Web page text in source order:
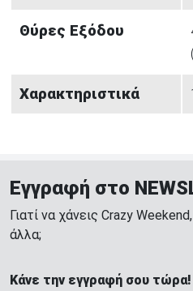
Θύρες Εξόδου
Χαρακτηριστικά
Εγγραφή στο
Γιατί να χάνεις Crazy
άλλα;
Κάνε την εγγραφή σου τώρα!